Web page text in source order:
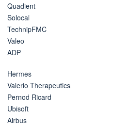
Quadient
Solocal
TechnipFMC
Valeo
ADP
Hermes
Valerio Therapeutics
Pernod Ricard
Ubisoft
Airbus